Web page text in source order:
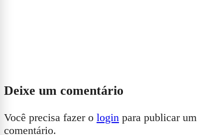
Deixe um comentário
Você precisa fazer o login para publicar um
comentário.